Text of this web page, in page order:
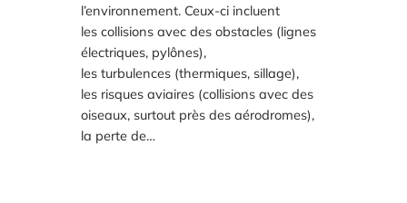
l’environnement. Ceux-ci incluent
les collisions avec des obstacles (lignes
électriques, pylônes),
les turbulences (thermiques, sillage),
les risques aviaires (collisions avec des
oiseaux, surtout près des aérodromes),
la perte de…